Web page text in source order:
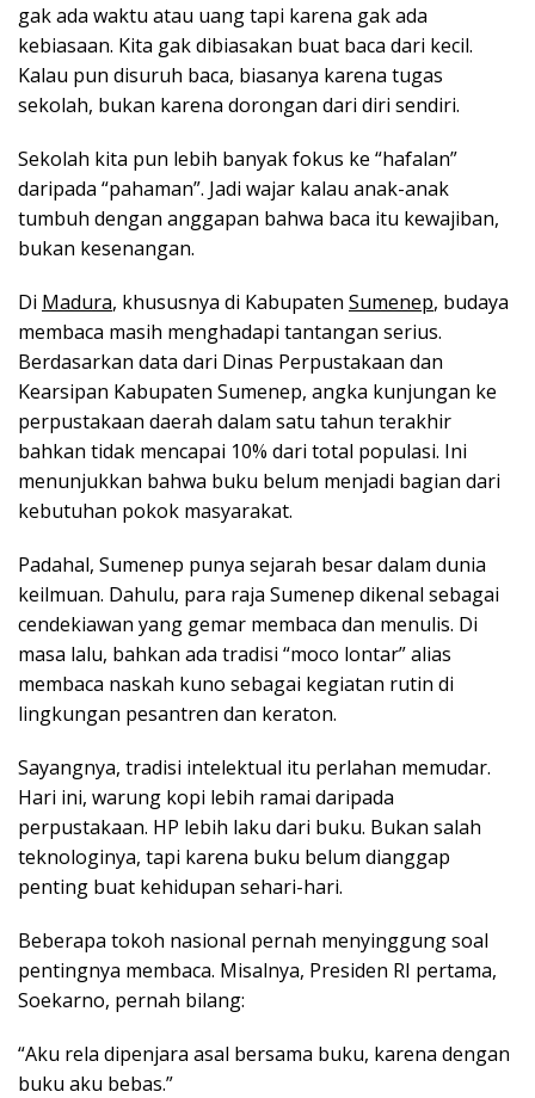
gak ada waktu atau uang tapi karena gak ada
kebiasaan. Kita gak dibiasakan buat baca dari kecil.
Kalau pun disuruh baca, biasanya karena tugas
sekolah, bukan karena dorongan dari diri sendiri.
Sekolah kita pun lebih banyak fokus ke “hafalan”
daripada “pahaman”. Jadi wajar kalau anak-anak
tumbuh dengan anggapan bahwa baca itu kewajiban,
bukan kesenangan.
Di Madura, khususnya di Kabupaten Sumenep, budaya
membaca masih menghadapi tantangan serius.
Berdasarkan data dari Dinas Perpustakaan dan
Kearsipan Kabupaten Sumenep, angka kunjungan ke
perpustakaan daerah dalam satu tahun terakhir
bahkan tidak mencapai 10% dari total populasi. Ini
menunjukkan bahwa buku belum menjadi bagian dari
kebutuhan pokok masyarakat.
Padahal, Sumenep punya sejarah besar dalam dunia
keilmuan. Dahulu, para raja Sumenep dikenal sebagai
cendekiawan yang gemar membaca dan menulis. Di
masa lalu, bahkan ada tradisi “moco lontar” alias
membaca naskah kuno sebagai kegiatan rutin di
lingkungan pesantren dan keraton.
Sayangnya, tradisi intelektual itu perlahan memudar.
Hari ini, warung kopi lebih ramai daripada
perpustakaan. HP lebih laku dari buku. Bukan salah
teknologinya, tapi karena buku belum dianggap
penting buat kehidupan sehari-hari.
Beberapa tokoh nasional pernah menyinggung soal
pentingnya membaca. Misalnya, Presiden RI pertama,
Soekarno, pernah bilang:
“Aku rela dipenjara asal bersama buku, karena dengan
buku aku bebas.”